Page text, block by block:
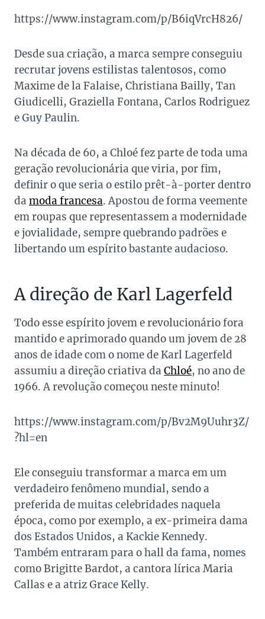
https://www.instagram.com/p/B6iqVrcH826/
Desde sua criação, a marca sempre conseguiu
recrutar jovens estilistas talentosos, como
Maxime de la Falaise, Christiana Bailly, Tan
Giudicelli, Graziella Fontana, Carlos Rodriguez
e Guy Paulin.
Na década de 60, a Chloé fez parte de toda uma
geração revolucionária que viria, por fim,
definir o que seria o estilo prêt-à-porter dentro
da moda francesa. Apostou de forma veemente
em roupas que representassem a modernidade
e jovialidade, sempre quebrando padrões e
libertando um espírito bastante audacioso.
A direção de Karl Lagerfeld
Todo esse espírito jovem e revolucionário fora
mantido e aprimorado quando um jovem de 28
anos de idade com o nome de Karl Lagerfeld
assumiu a direção criativa da Chloé, no ano de
1966. A revolução começou neste minuto!
https://www.instagram.com/p/Bv2M9Uuhr3Z/
?hl=en
Ele conseguiu transformar a marca em um
verdadeiro fenômeno mundial, sendo a
preferida de muitas celebridades naquela
época, como por exemplo, a ex-primeira dama
dos Estados Unidos, a Kackie Kennedy.
Também entraram para o hall da fama, nomes
como Brigitte Bardot, a cantora lírica Maria
Callas e a atriz Grace Kelly.